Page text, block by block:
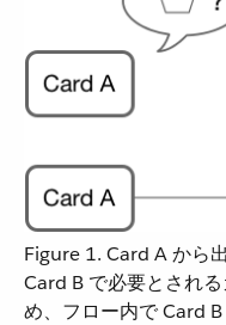
Figure 1. Card A から
Card B で必要とされ
め、フロー内で Card